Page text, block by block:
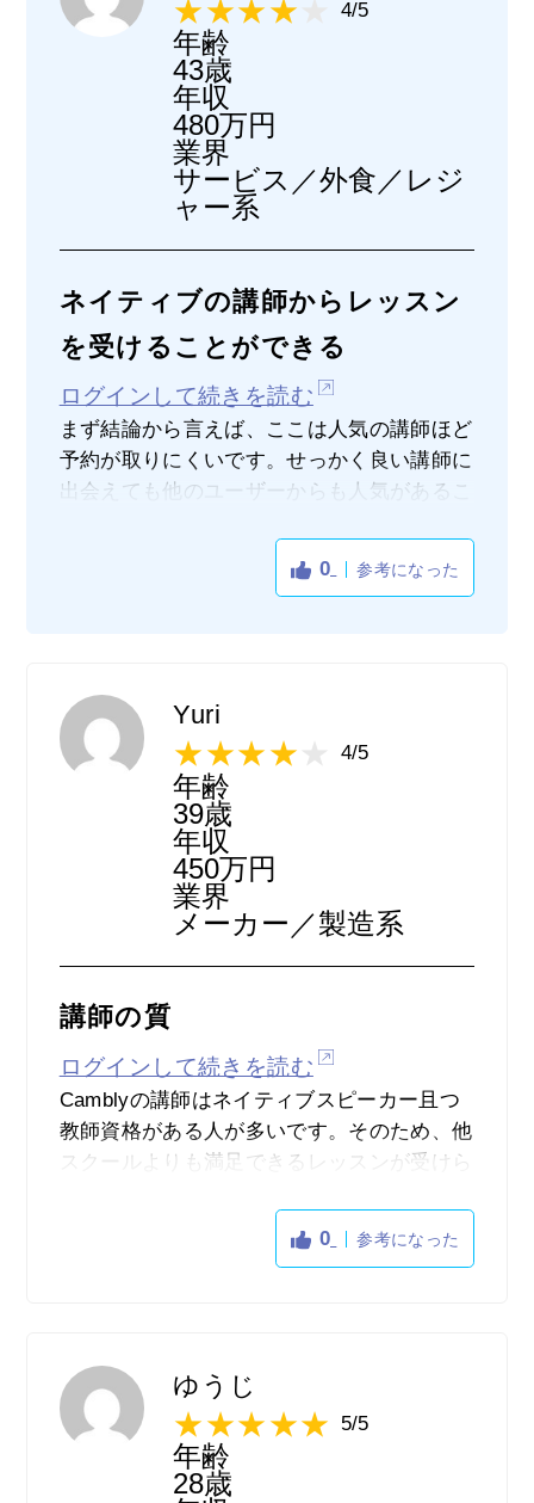
4/5
年齢
43歳
年収
480万円
業界
サービス／外食／レジ
ャー系
ネイティブの講師からレッスン
を受けることができる
ログインして続きを読む
まず結論から言えば、ここは人気の講師ほど
予約が取りにくいです。せっかく良い講師に
出会えても他のユーザーからも人気があるこ
て別の講師からレッスンは受けることができ
ネイティブの講師からレッスンを受けること
ができるという強みがありますので利用価値
は高いです。また自分が受けたレッスン中の
会話を録画して残せるので、レッスンが終了
した後に録画を何度も見返せるため自己フィ
ードバックができる点も気に入っています。
0 参考になった
Yuri
4/5
年齢
39歳
年収
450万円
業界
メーカー／製造系
講師の質
ログインして続きを読む
Camblyの講師はネイティブスピーカー且つ
教師資格がある人が多いです。そのため、他
スクールよりも満足できるレッスンが受けら
んとの先生が丁寧に返信してくれます。
してもらえるのでとても助かっています。ま
た、仕事の兼ね合いで事前に予約できないこ
とも多いのですが、講師数が多いため気が向
いたときにログインをして、すぐに条件に合
0 参考になった
ゆうじ
5/5
年齢
28歳